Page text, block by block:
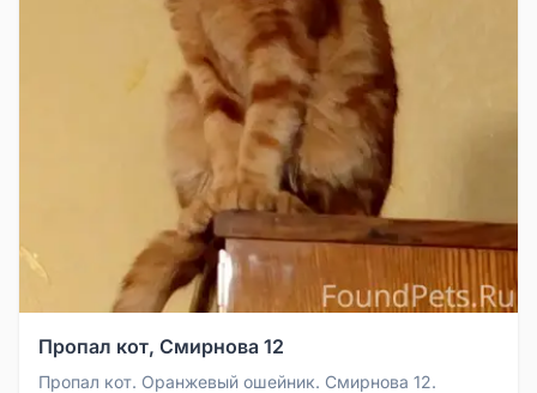
Пропал кот, Смирнова 12
Пропал кот. Оранжевый ошейник. Смирнова 12.